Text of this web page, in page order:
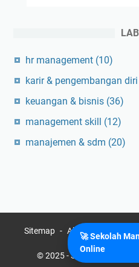
hr management (10)
karir & pengembangan diri
keuangan & bisnis (36)
management skill (12)
manajemen & sdm (20)
🚀 Sekolah
Online
Sitemap About Privacy
© 2025 -Sekolah